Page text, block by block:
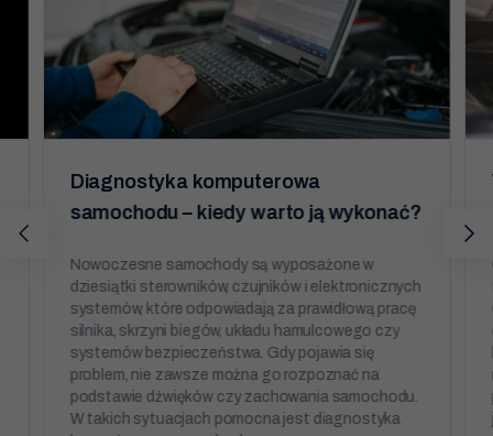
Diagnostyka komputerowa
samochodu – kiedy warto ją wykonać?
Nowoczesne samochody są wyposażone w
dziesiątki sterowników, czujników i elektronicznych
systemów, które odpowiadają za prawidłową pracę
silnika, skrzyni biegów, układu hamulcowego czy
systemów bezpieczeństwa. Gdy pojawia się
problem, nie zawsze można go rozpoznać na
podstawie dźwięków czy zachowania samochodu.
W takich sytuacjach pomocna jest diagnostyka
Marketing
Udostępniając
swoje
zainteresowania i
zachowania
odwiedzania naszej
strony, zwiększasz
szansę na
spersonalizowanych
treści i ofert.